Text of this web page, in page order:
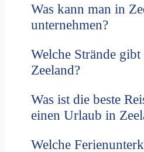
Was kann man in
unternehmen?
Welche Strände gibt
Zeeland?
Was ist die beste
einen Urlaub in
Welche